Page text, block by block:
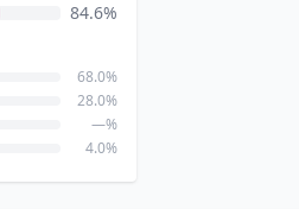
84.6%
68.0%
28.0%
—%
4.0%